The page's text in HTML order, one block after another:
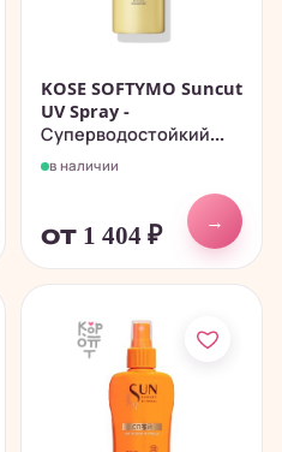
KOSE SOFTYMO Suncut
UV Spray -
Суперводостойкий...
в наличии
от 1 404 ₽
→